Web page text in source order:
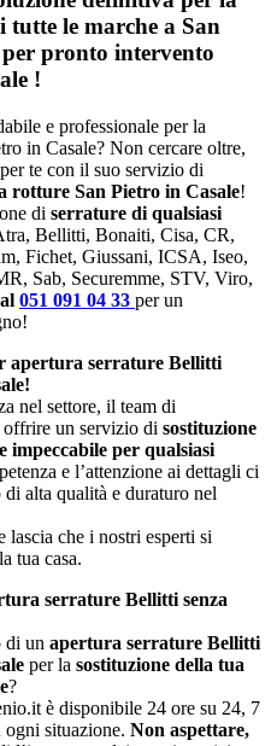
tutte le marche a San
pronto intervento
!
e professionale per la
in Casale? Non cercare oltre,
te con il suo servizio di
rotture San Pietro in Casale!
di serrature di qualsiasi
Bellitti, Bonaiti, Cisa, CR,
Fichet, Giussani, ICSA, Iseo,
Sab, Securemme, STV, Viro,
051 091 04 33 per un
apertura serrature Bellitti
nel settore, il team di
un servizio di sostituzione
impeccabile per qualsiasi
e l’attenzione ai dettagli ci
alta qualità e duraturo nel
lascia che i nostri esperti si
tua casa.
serrature Bellitti senza
di un apertura serrature Bellitti
per la sostituzione della tua
?
è disponibile 24 ore su 24, 7
situazione. Non aspettare,